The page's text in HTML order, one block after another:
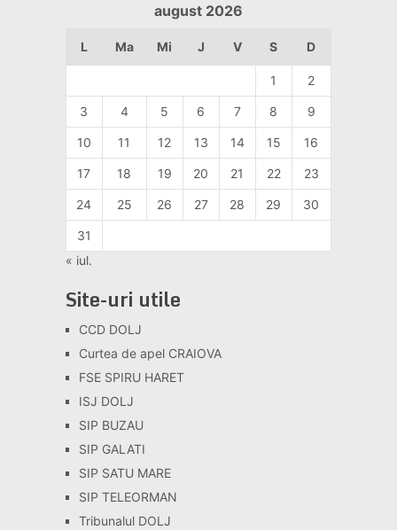
august 2026
L Ma Mi J V S D
1 2
3 4 5 6 7 8 9
10 11 12 13 14 15 16
17 18 19 20 21 22 23
24 25 26 27 28 29 30
31
« iul.
Site-uri utile
CCD DOLJ
Curtea de apel CRAIOVA
FSE SPIRU HARET
ISJ DOLJ
SIP BUZAU
SIP GALATI
SIP SATU MARE
SIP TELEORMAN
Tribunalul DOLJ